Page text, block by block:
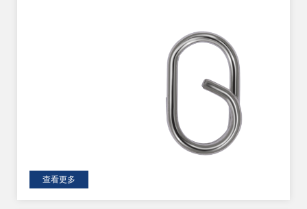
查看更多